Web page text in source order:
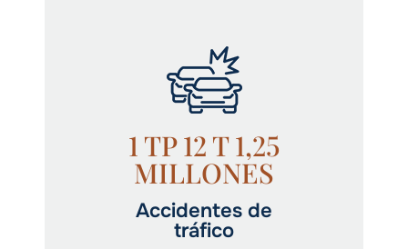
1 TP 12 T 1,25
MILLONES
Accidentes de
tráfico